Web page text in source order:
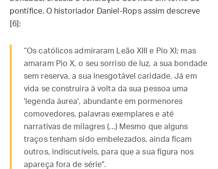
pontífice. O historiador Daniel-Rops assim descreve
[6]:
“Os católicos admiraram Leão XIII e Pio XI; mas
amaram Pio X, o seu sorriso de luz, a sua bondade
sem reserva, a sua inesgotável caridade. Já em
vida se construíra à volta da sua pessoa uma
'legenda áurea', abundante em pormenores
comovedores, palavras exemplares e até
narrativas de milagres (...) Mesmo que alguns
traços tenham sido embelezados, ainda ficam
outros, indiscutíveis, para que a sua figura nos
apareça fora de série".